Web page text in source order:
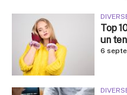
Top
un
6